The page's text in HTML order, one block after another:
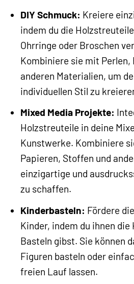
DIY Schmuck: Kreiere
indem du die
Ohrringe oder Broschen
Kombiniere sie mit Perlen,
anderen Materialien, um
individuellen Stil zu
Mixed Media Projekte:
Holzstreuteile in deine
Kunstwerke. Kombiniere
Papieren, Stoffen und
einzigartige und
zu schaffen.
Kinderbasteln: Fördere
Kinder, indem du ihnen
Basteln gibst. Sie können
Figuren basteln oder
freien Lauf lassen.